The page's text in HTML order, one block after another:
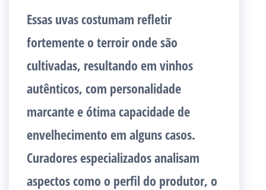
Essas uvas costumam refletir
fortemente o terroir onde são
cultivadas, resultando em vinhos
autênticos, com personalidade
marcante e ótima capacidade de
envelhecimento em alguns casos.
Curadores especializados analisam
aspectos como o perfil do produtor, o